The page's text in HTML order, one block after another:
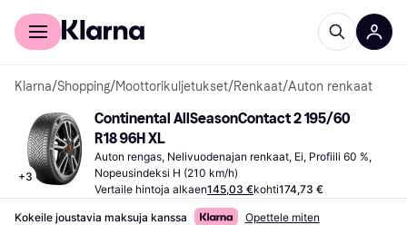
Kuluttajille
Klarna/Shopping/Moottorikuljetukset/Renkaat/Auton renkaat
+3
Continental AllSeasonContact 2 195/60
R18 96H XL
Auton rengas, Nelivuodenajan renkaat, Ei, Profiili 60 %,
Nopeusindeksi H (210 km/h)
Vertaile hintoja alkaen145,03 €kohti174,73 €
Kokeile joustavia maksuja kanssa Opettele miten